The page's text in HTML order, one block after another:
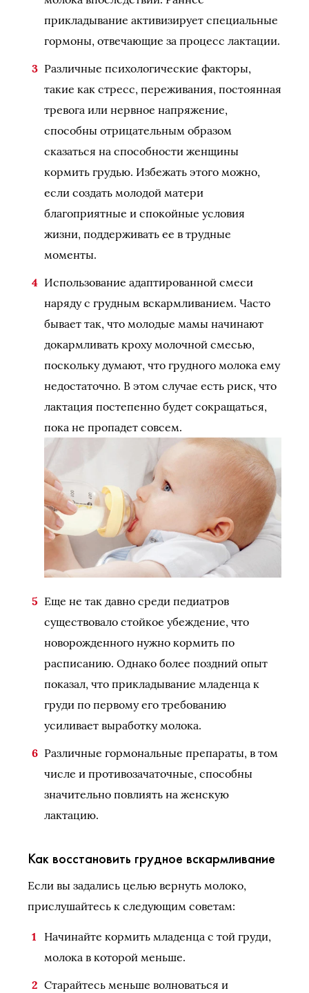
прикладывание активизирует специальные
гормоны, отвечающие за процесс лактации.
Различные психологические факторы,
такие как стресс, переживания, постоянная
тревога или нервное напряжение,
способны отрицательным образом
сказаться на способности женщины
кормить грудью. Избежать этого можно,
если создать молодой матери
благоприятные и спокойные условия
жизни, поддерживать ее в трудные
моменты.
Использование адаптированной смеси
наряду с грудным вскармливанием. Часто
бывает так, что молодые мамы начинают
докармливать кроху молочной смесью,
поскольку думают, что грудного молока ему
недостаточно. В этом случае есть риск, что
лактация постепенно будет сокращаться,
пока не пропадет совсем.
Еще не так давно среди педиатров
существовало стойкое убеждение, что
новорожденного нужно кормить по
расписанию. Однако более поздний опыт
показал, что прикладывание младенца к
груди по первому его требованию
усиливает выработку молока.
Различные гормональные препараты, в том
числе и противозачаточные, способны
значительно повлиять на женскую
лактацию.
Как восстановить грудное вскармливание
Если вы задались целью вернуть молоко,
прислушайтесь к следующим советам:
Начинайте кормить младенца с той груди,
молока в которой меньше.
Старайтесь меньше волноваться и